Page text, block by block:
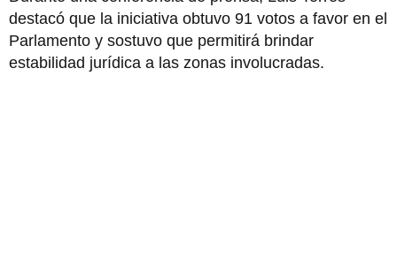
destacó que la iniciativa obtuvo 91 votos a favor en el
Parlamento y sostuvo que permitirá brindar
estabilidad jurídica a las zonas involucradas.